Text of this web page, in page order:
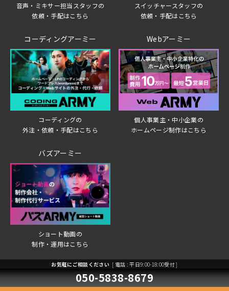
お気軽にご相談ください [ 電話 : 平日9:00-18:00受付 ]
050-5838-8679
音声・ミキサー担当スタッフの
依頼・手配はこちら
スイッチャースタッフの
依頼・手配はこちら
コーディングアーミー
コーディングの
外注・依頼・手配はこちら
Webアーミー
個人事業主・中小企業の
ホームページ制作はこちら
バズアーミー
ショート動画の
制作・運用はこちら
個人情報保護方針
ご利用規約
運営会社
お役立ち情報サイト